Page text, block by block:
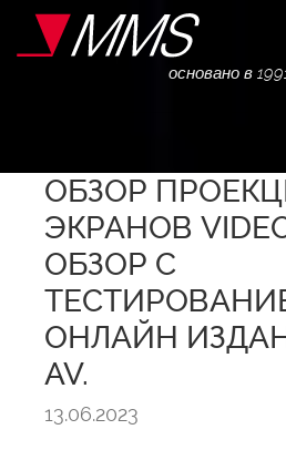
основано в
ОБЗОР
ЭКРАНОВ
ОБЗОР С
ОНЛАЙН
AV.
13.06.2023